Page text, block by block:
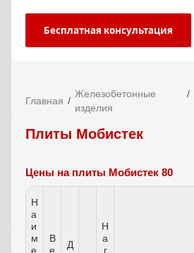
Бесплатная консультация
Главная
Железобетонные
изделия
Плиты Мобистек
Цены на плиты Мобистек 80
Н
а
и
м
е
В
е
Д
Н
а
г